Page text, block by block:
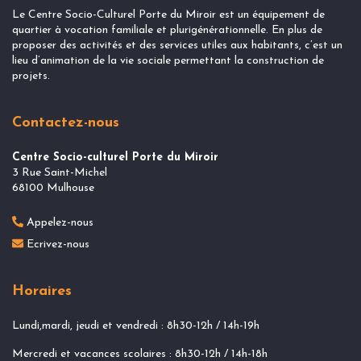
Le Centre Socio-Culturel Porte du Miroir est un équipement de
quartier à vocation familiale et plurigénérationnelle. En plus de
proposer des activités et des services utiles aux habitants, c’est un
lieu d’animation de la vie sociale permettant la construction de
projets.
Contactez-nous
Centre Socio-culturel Porte du Miroir
3 Rue Saint-Michel
68100 Mulhouse
Appelez-nous
Ecrivez-nous
Horaires
Lundi,mardi, jeudi et vendredi : 8h30-12h / 14h-19h
Mercredi et vacances scolaires : 8h30-12h / 14h-18h